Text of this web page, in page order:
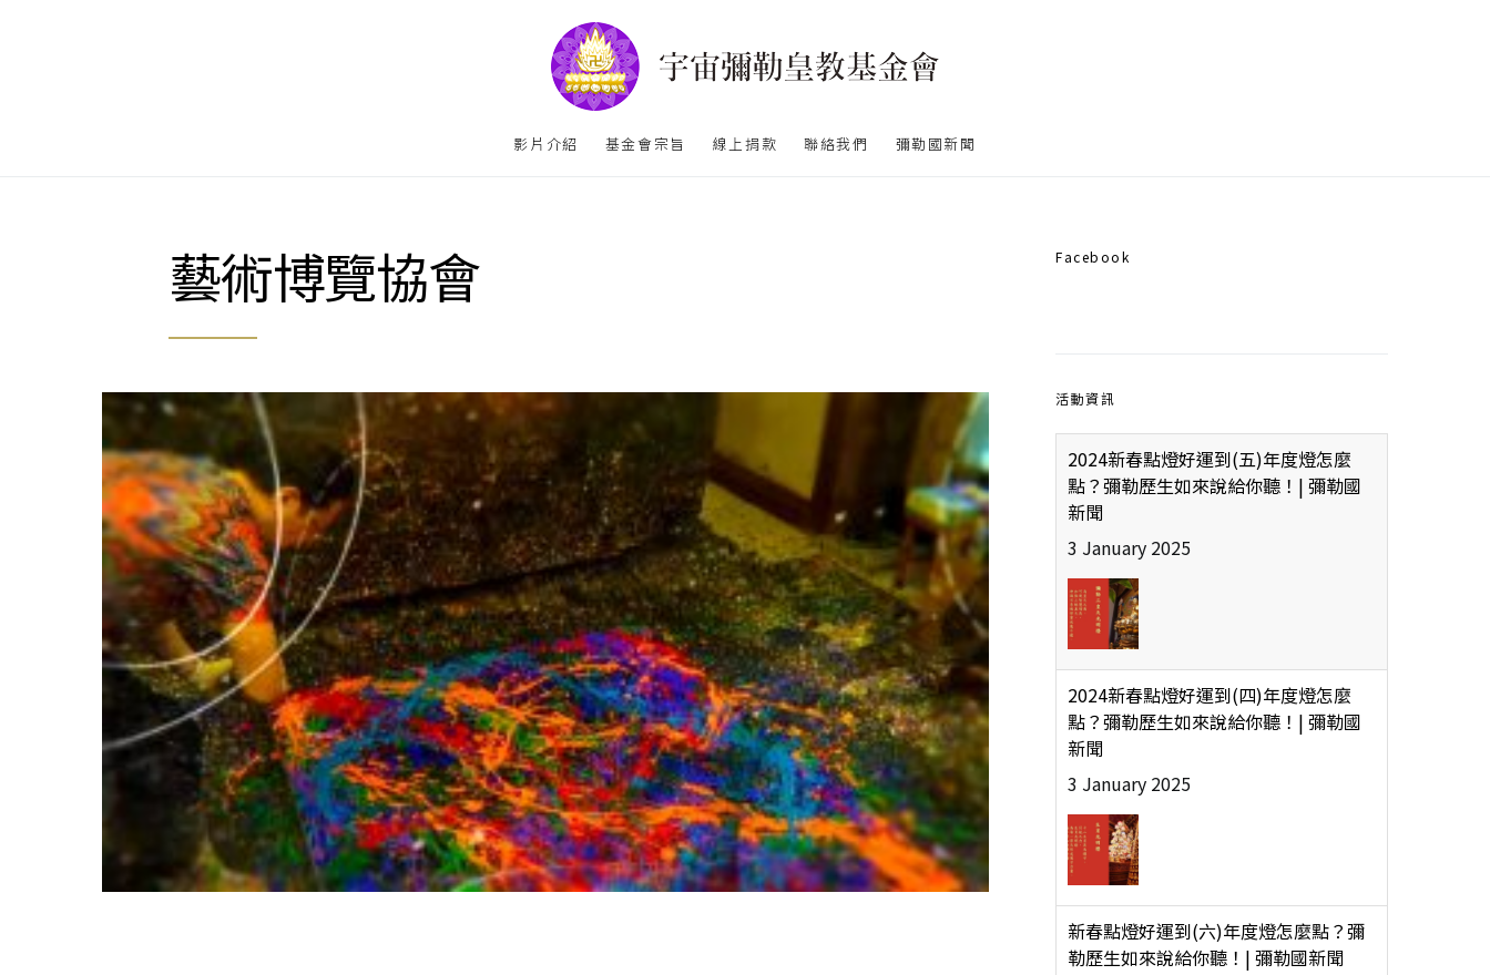
影片介紹 基金會宗旨 線上捐款 聯絡我們 彌勒國新聞
藝術博覽協會 Facebook
活動資訊
2024新春點燈好運到(五)年度燈怎麼
點？彌勒歷生如來說給你聽！| 彌勒國
新聞
3 January 2025
2024新春點燈好運到(四)年度燈怎麼
點？彌勒歷生如來說給你聽！| 彌勒國
新聞
3 January 2025
新春點燈好運到(六)年度燈怎麼點？彌
勒歷生如來說給你聽！| 彌勒國新聞